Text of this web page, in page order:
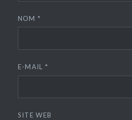
NOM*
E-MAIL *
SITE WEB